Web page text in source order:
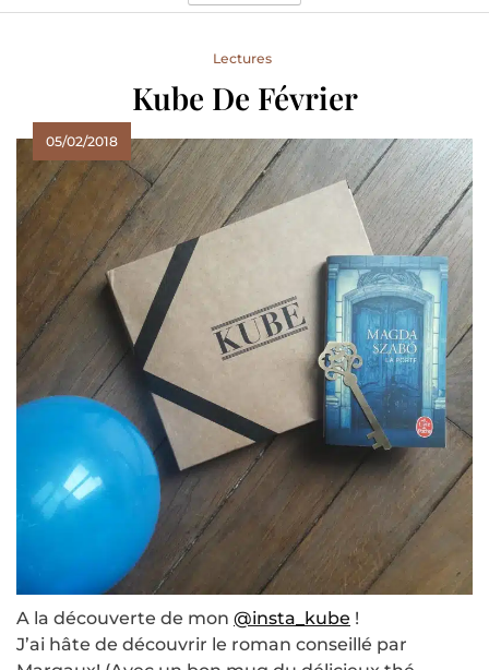
Lectures
Kube De Février
05/02/2018
A la découverte de mon @insta_kube !
J’ai hâte de découvrir le roman conseillé par